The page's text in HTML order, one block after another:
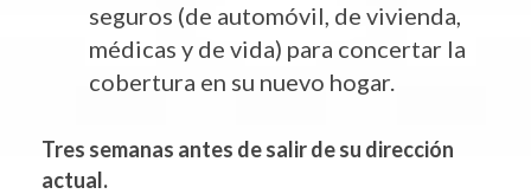
seguros (de automóvil, de vivienda,
médicas y de vida) para concertar la
cobertura en su nuevo hogar.
Tres semanas antes de salir de su dirección
actual.